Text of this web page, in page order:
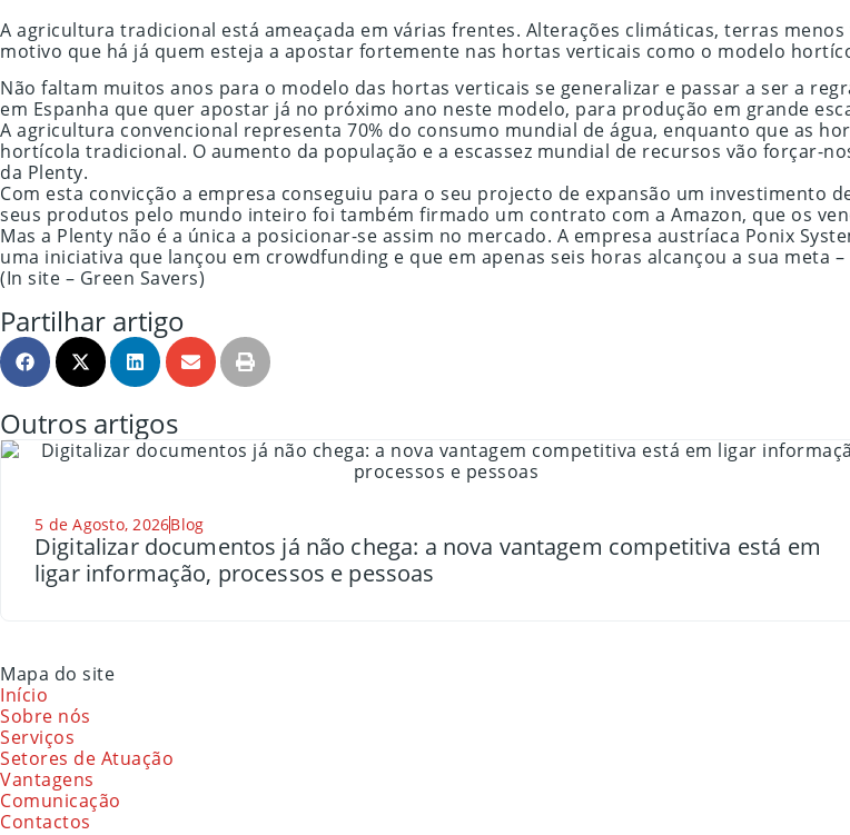
A agricultura tradicional está ameaçada em várias frentes. Alterações climáticas, terras
motivo que há já quem esteja a apostar fortemente nas hortas verticais como o modelo
Não faltam muitos anos para o modelo das hortas verticais se generalizar e passar a ser a
em Espanha que quer apostar já no próximo ano neste modelo, para produção em grande
A agricultura convencional representa 70% do consumo mundial de água, enquanto que as
hortícola tradicional. O aumento da população e a escassez mundial de recursos vão forçar-
da Plenty.
Com esta convicção a empresa conseguiu para o seu projecto de expansão um investimento
seus produtos pelo mundo inteiro foi também firmado um contrato com a Amazon, que os
Mas a Plenty não é a única a posicionar-se assim no mercado. A empresa austríaca Ponix
uma iniciativa que lançou em crowdfunding e que em apenas seis horas alcançou a sua meta
(In site – Green Savers)
Partilhar artigo
Outros artigos
5 de Agosto, 2026Blog
Digitalizar documentos já não chega: a nova vantagem competitiva está em
ligar informação, processos e pessoas
Mapa do site
Início
Sobre nós
Serviços
Setores de Atuação
Vantagens
Comunicação
Contactos